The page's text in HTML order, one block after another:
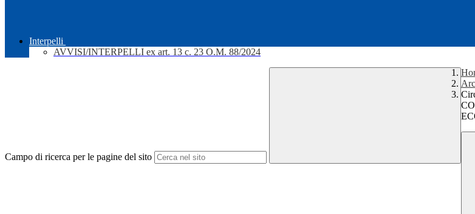
Interpelli
AVVISI/INTERPELLI ex art. 13 c. 23 O.M. 88/2024
Campo di ricerca per le pagine del sito